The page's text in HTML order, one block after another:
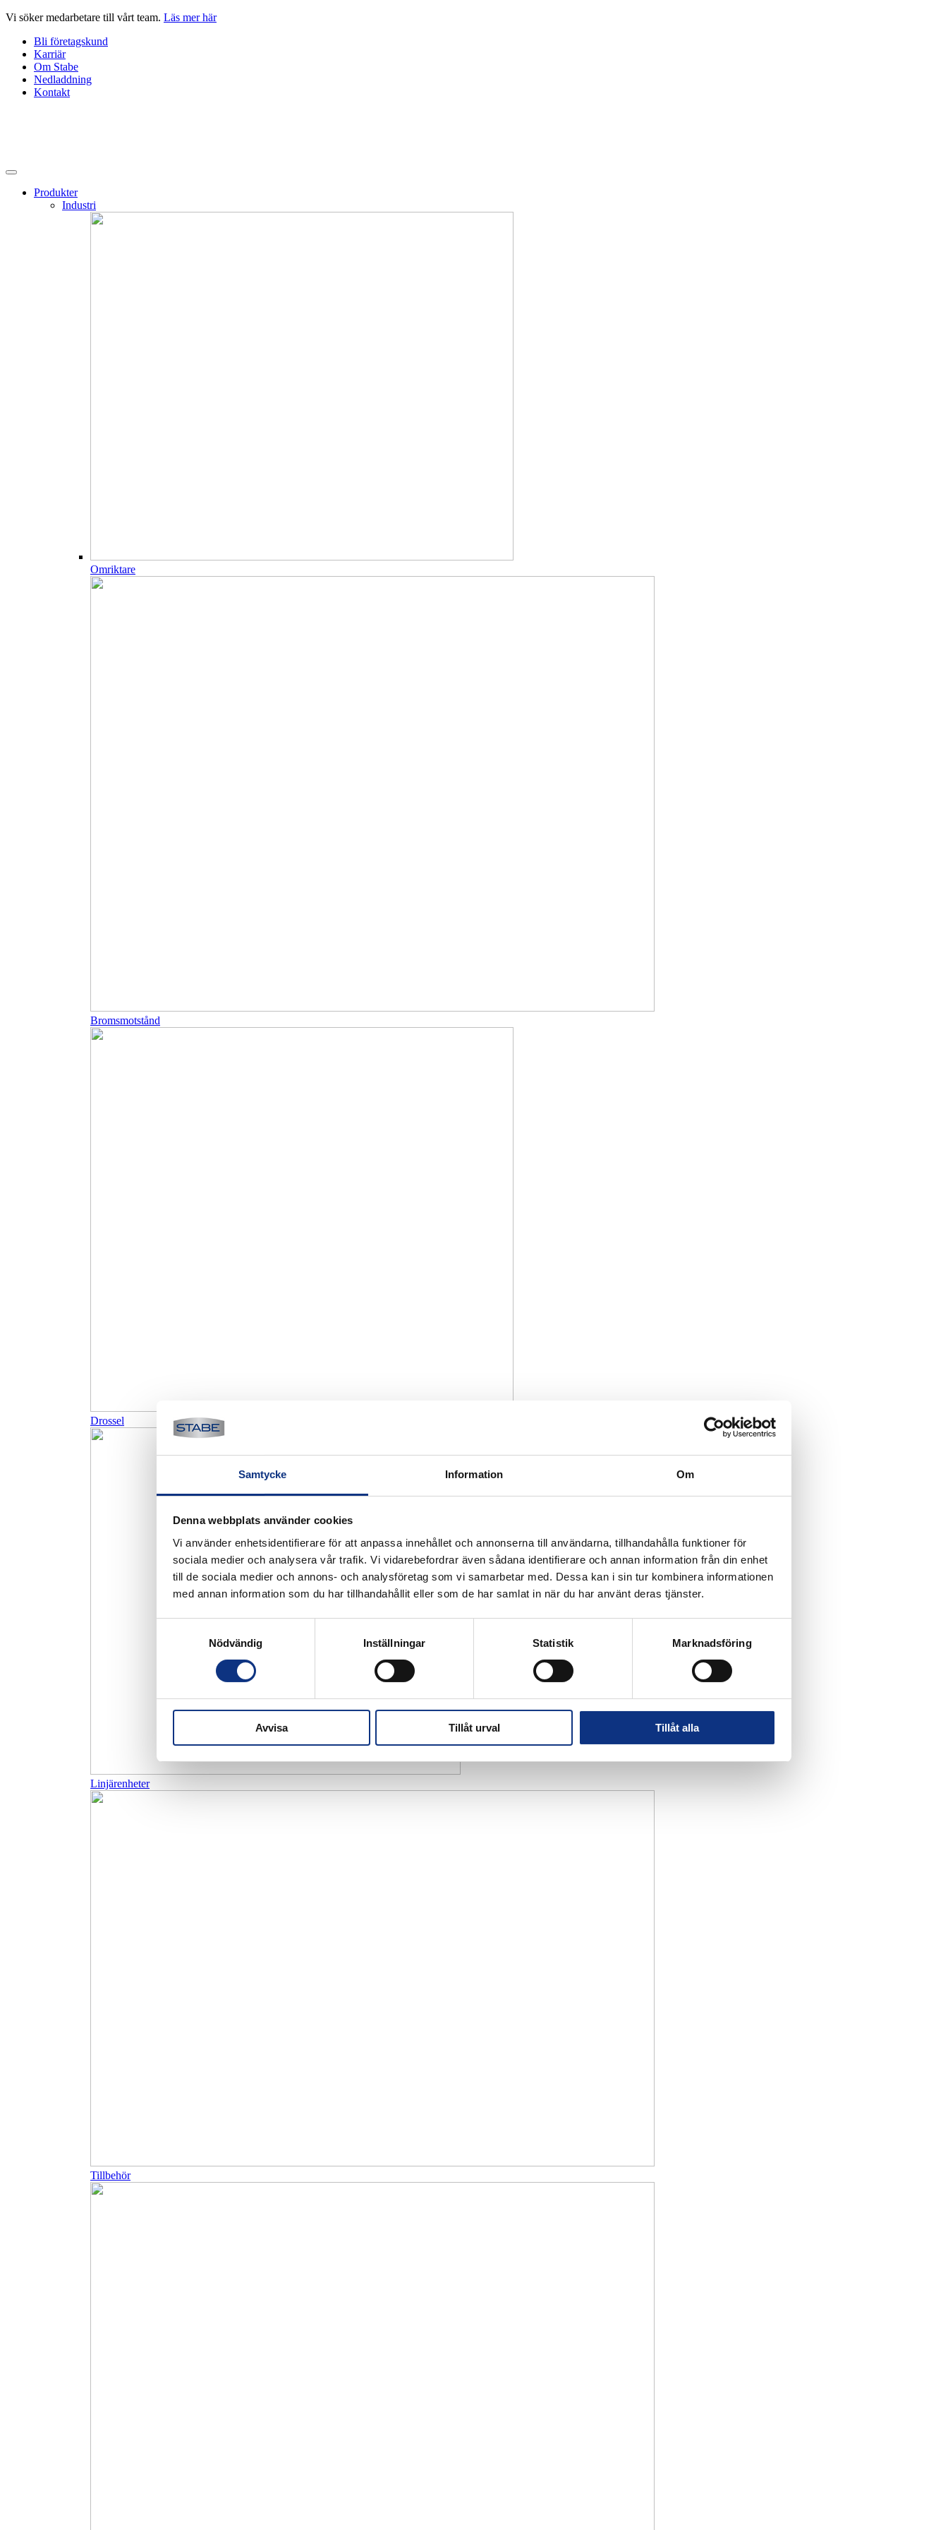
Samtycke Information Om
Denna webbplats använder cookies
Vi använder enhetsidentifierare för att anpassa innehållet och annonserna till användarna, tillhandahålla funktioner för
sociala medier och analysera vår trafik. Vi vidarebefordrar även sådana identifierare och annan information från din enhet
till de sociala medier och annons- och analysföretag som vi samarbetar med. Dessa kan i sin tur kombinera informationen
med annan information som du har tillhandahållit eller som de har samlat in när du har använt deras tjänster.
Nödvändig
Inställningar Statistik Marknadsföring
Avvisa Tillåt urval Tillåt alla
Hoppa
innehåll
Vi söker medarbetare till vårt team. Läs mer här
Bli företagskund
Karriär
Om Stabe
Nedladdning
Kontakt
Produkter
Industri
Omriktare
Bromsmotstånd
Drossel
Linjärenheter
Tillbehör